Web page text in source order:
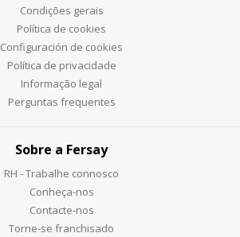
Condições gerais
Política de cookies
Configuración de cookies
Política de privacidade
Informação legal
Perguntas frequentes
Sobre a Fersay
RH - Trabalhe connosco
Conheça-nos
Contacte-nos
Torne-se franchisado